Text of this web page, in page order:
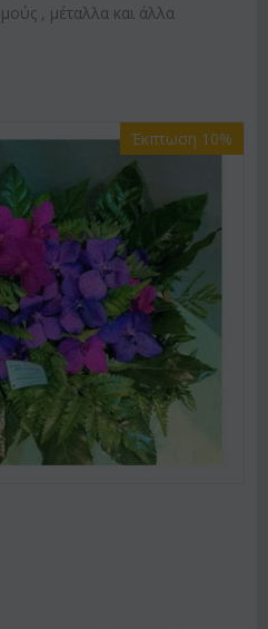
, μέταλλα και άλλα
Έκπτωση 10%